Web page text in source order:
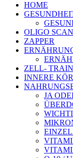
HOME
OLIGO SCAN
ZAPPER
ZELL-
INNERE
JA